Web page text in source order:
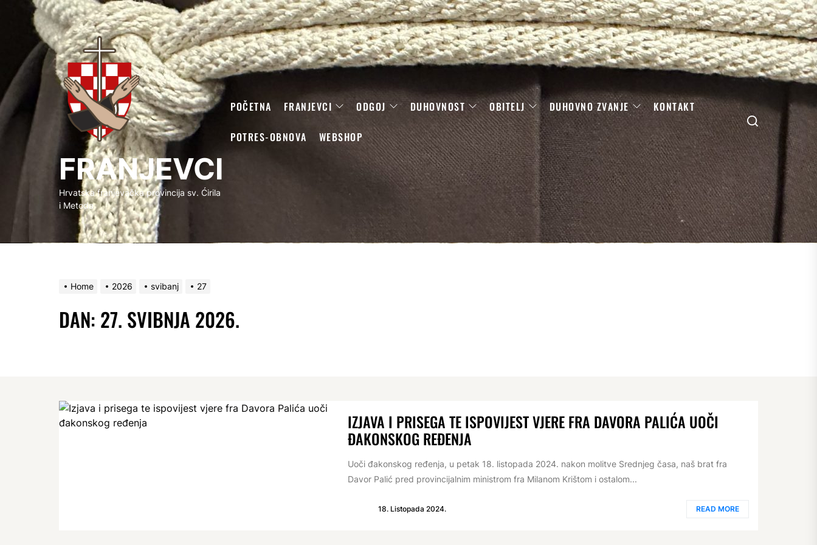
FRANJEVCI
FRANJEVCI
Hrvatska franjevačka provincija sv. Ćirila
i Metoda
POČETNA FRANJEVCI ODGOJ DUHOVNOST OBITELJ DUHOVNO ZVANJE KONTAKT
POTRES-OBNOVA WEBSHOP
Search
Home 2026 svibanj 27
DAN: 27. SVIBNJA 2026.
IZJAVA I PRISEGA TE ISPOVIJEST VJERE FRA DAVORA PALIĆA UOČI
ĐAKONSKOG REĐENJA
Uoči đakonskog ređenja, u petak 18. listopada 2024. nakon molitve Srednjeg časa, naš brat fra
Davor Palić pred provincijalnim ministrom fra Milanom Krištom i ostalom...
18. Listopada 2024. READ MORE